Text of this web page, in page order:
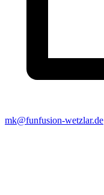
mk@funfusion-wetzlar.de